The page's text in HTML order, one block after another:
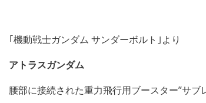
｢機動戦士ガンダム サンダーボルト｣より
アトラスガンダム
腰部に接続された重力飛行用ブースター”サブ